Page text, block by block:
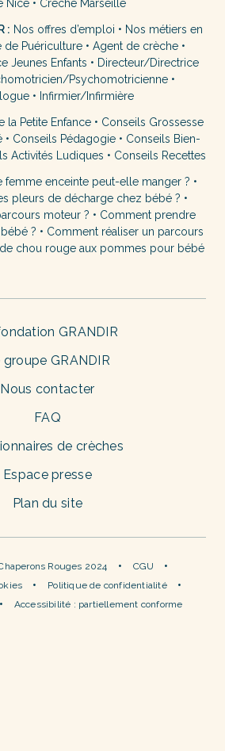
Nice • Crèche Marseille
: Nos offres d’emploi • Nos métiers en
de Puériculture• Agent de crèche•
Jeunes Enfants • Directeur/Directrice
Psychomotricienne•
• Infirmier/Infirmière
la Petite Enfance • Conseils Grossesse
• Conseils Pédagogie• Conseils Bien-
Activités Ludiques • Conseils Recettes
femme enceinte peut-elle manger ? •
pleurs de décharge chez bébé ? •
moteur ? • Comment prendre
? • Comment réaliser un parcours
chou rouge aux pommes pour bébé
GRANDIR
groupe GRANDIR
Nous contacter
FAQ
de crèches
Espace presse
Plan du site
Rouges 2024
CGU
Politique de confidentialité
Accessibilité : partiellement conforme